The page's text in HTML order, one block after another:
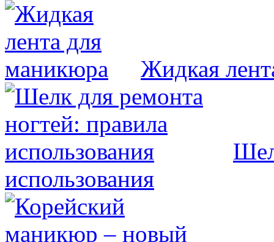
Жидкая
использования